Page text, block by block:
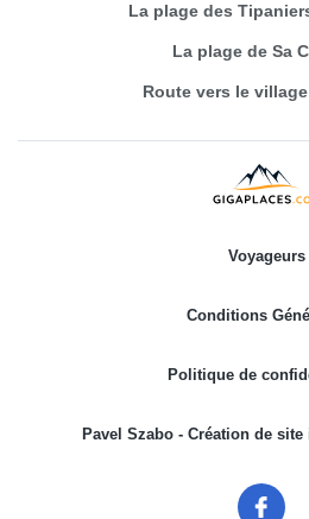
La plage des
La plage de Sa
Route vers le
Voyageurs
Conditions
Politique de
Pavel Szabo - Création de